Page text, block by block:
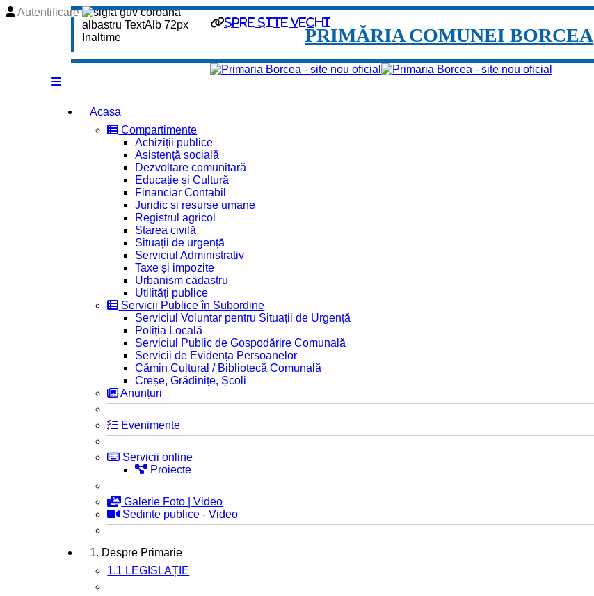
spre site vechi
Autentificare
PRIMĂRIA COMUNEI BORCEA
Acasa
Compartimente
Achiziții publice
Asistență socială
Dezvoltare comunitară
Educație și Cultură
Financiar Contabil
Juridic si resurse umane
Registrul agricol
Starea civilă
Situații de urgență
Serviciul Administrativ
Taxe și impozite
Urbanism cadastru
Utilități publice
Servicii Publice în Subordine
Serviciul Voluntar pentru Situații de Urgență
Poliția Locală
Serviciul Public de Gospodărire Comunală
Servicii de Evidența Persoanelor
Cămin Cultural / Bibliotecă Comunală
Creșe, Grădinițe, Școli
Anunțuri
Evenimente
Servicii online
Proiecte
Galerie Foto | Video
Sedinte publice - Video
1. Despre Primarie
1.1 LEGISLAȚIE